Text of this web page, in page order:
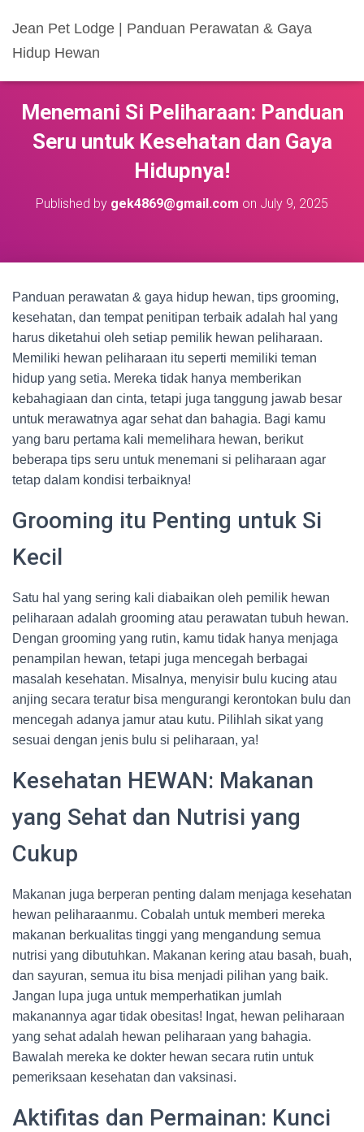
Jean Pet Lodge | Panduan Perawatan & Gaya
Hidup Hewan
Menemani Si Peliharaan: Panduan
Seru untuk Kesehatan dan Gaya
Hidupnya!
Published by gek4869@gmail.com on July 9, 2025
Panduan perawatan & gaya hidup hewan, tips grooming,
kesehatan, dan tempat penitipan terbaik adalah hal yang
harus diketahui oleh setiap pemilik hewan peliharaan.
Memiliki hewan peliharaan itu seperti memiliki teman
hidup yang setia. Mereka tidak hanya memberikan
kebahagiaan dan cinta, tetapi juga tanggung jawab besar
untuk merawatnya agar sehat dan bahagia. Bagi kamu
yang baru pertama kali memelihara hewan, berikut
beberapa tips seru untuk menemani si peliharaan agar
tetap dalam kondisi terbaiknya!
Grooming itu Penting untuk Si
Kecil
Satu hal yang sering kali diabaikan oleh pemilik hewan
peliharaan adalah grooming atau perawatan tubuh hewan.
Dengan grooming yang rutin, kamu tidak hanya menjaga
penampilan hewan, tetapi juga mencegah berbagai
masalah kesehatan. Misalnya, menyisir bulu kucing atau
anjing secara teratur bisa mengurangi kerontokan bulu dan
mencegah adanya jamur atau kutu. Pilihlah sikat yang
sesuai dengan jenis bulu si peliharaan, ya!
Kesehatan HEWAN: Makanan
yang Sehat dan Nutrisi yang
Cukup
Makanan juga berperan penting dalam menjaga kesehatan
hewan peliharaanmu. Cobalah untuk memberi mereka
makanan berkualitas tinggi yang mengandung semua
nutrisi yang dibutuhkan. Makanan kering atau basah, buah,
dan sayuran, semua itu bisa menjadi pilihan yang baik.
Jangan lupa juga untuk memperhatikan jumlah
makanannya agar tidak obesitas! Ingat, hewan peliharaan
yang sehat adalah hewan peliharaan yang bahagia.
Bawalah mereka ke dokter hewan secara rutin untuk
pemeriksaan kesehatan dan vaksinasi.
Aktifitas dan Permainan: Kunci